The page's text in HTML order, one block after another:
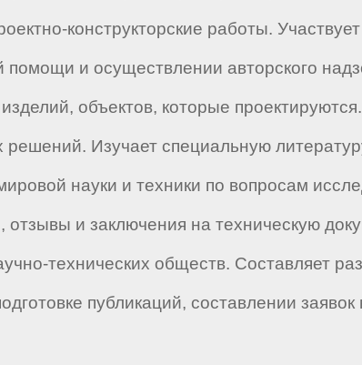
конструкторские работы.
помощи и осуществлении авторского
объектов, которые
Изучает специальную
науки и техники по вопросам
и заключения на техническую
технических обществ. Составляет
публикаций, составлении